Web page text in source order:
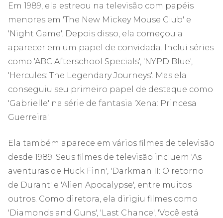
Em 1989, ela estreou na televisão com papéis
menores em 'The New Mickey Mouse Club' e
'Night Game'. Depois disso, ela começou a
aparecer em um papel de convidada. Inclui séries
como 'ABC Afterschool Specials', 'NYPD Blue',
'Hercules: The Legendary Journeys'. Mas ela
conseguiu seu primeiro papel de destaque como
'Gabrielle' na série de fantasia 'Xena: Princesa
Guerreira'.
Ela também aparece em vários filmes de televisão
desde 1989. Seus filmes de televisão incluem 'As
aventuras de Huck Finn', 'Darkman II: O retorno
de Durant' e 'Alien Apocalypse', entre muitos
outros. Como diretora, ela dirigiu filmes como
'Diamonds and Guns', 'Last Chance', 'Você está